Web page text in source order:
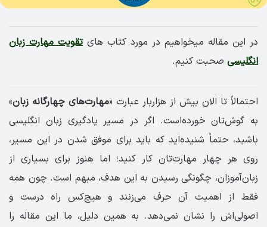
در این مقاله میخواهیم در مورد کتاب هایتقویت مهارت زبان
انگلیسی صحبت کنیم.
احتمالاً تا الان بیش از هزاربار عبارت «مهارت‌های چهارگانه زبان»
به گوش‌تان خورده‌است. اگر در مسیر یادگیری زبان انگلیسی
باشید، حتماً شنیده‌اید که باید برای موفق شدن در این مسیر،
روی هر چهار مهارت‌تان کار کنید؛ اما هنوز برای بسیاری از
زبان‌آموزان، چگونگی رسیدن به این هدف، مبهم است. چون همه
فقط از اهمیت آن حرف می‌زنند و هیچ‌کس راه درست و
اصولی‌اش را نشان نمی‌دهد. به همین دلیل، ما این مقاله را